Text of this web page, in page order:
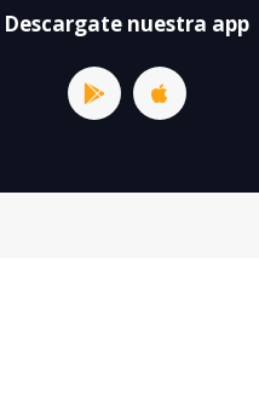
Descargate nuestra app